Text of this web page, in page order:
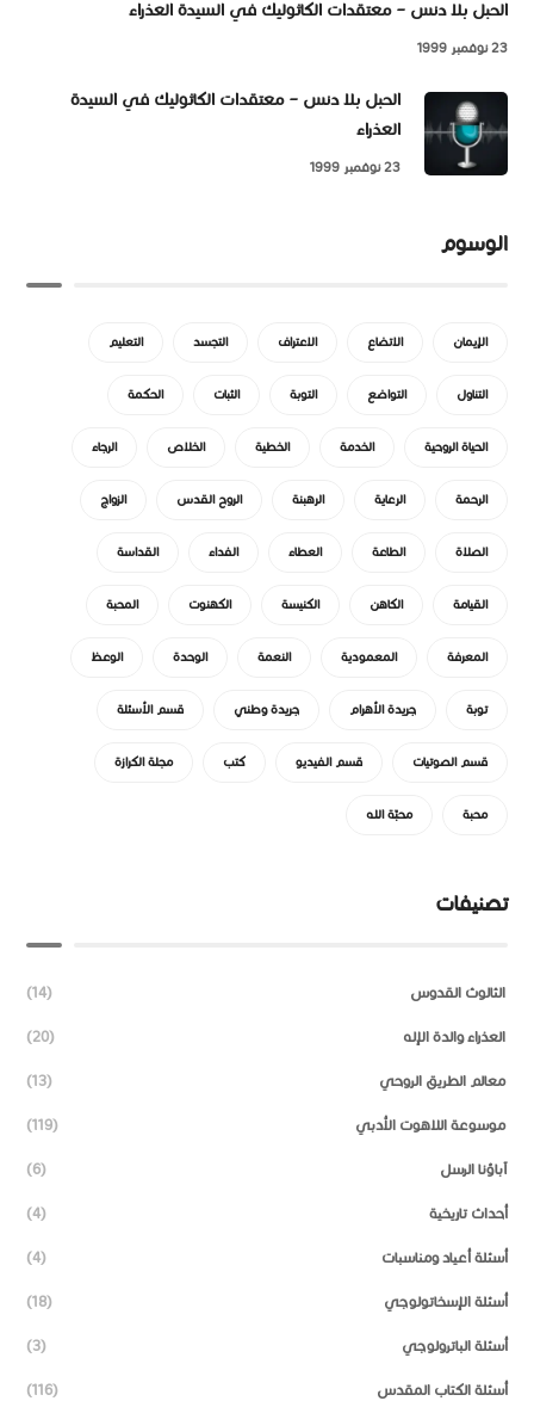
الحبل بلا دنس – معتقدات الكاثوليك في السيدة العذراء
23 نوفمبر 1999
الحبل بلا دنس – معتقدات الكاثوليك في السيدة
العذراء
23 نوفمبر 1999
الوسوم
الإيمان الاتضاع الاعتراف التجسد التعليم
التناول التواضع التوبة الثبات الحكمة
الحياة الروحية الخدمة الخطية الخلاص الرجاء
الرحمة الرعاية الرهبنة الروح القدس الزواج
الصلاة الطاعة العطاء الفداء القداسة
القيامة الكاهن الكنيسة الكهنوت المحبة
المعرفة المعمودية النعمة الوحدة الوعظ
توبة جريدة الأهرام جريدة وطني قسم الأسئلة
قسم الصوتيات قسم الفيديو كتب مجلة الكرازة
محبة محبّة الله
تصنيفات
الثالوث القدوس (14)
العذراء والدة الإله (20)
معالم الطريق الروحي (13)
موسوعة اللاهوت الأدبي (119)
آباؤنا الرسل (6)
أحداث تاريخية (4)
أسئلة أعياد ومناسبات (4)
أسئلة الإسخاتولوجي (18)
أسئلة الباترولوجي (3)
أسئلة الكتاب المقدس (116)